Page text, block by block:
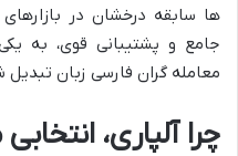
ها سابقه درخشان در
جامع و پشتیبانی قوی، به
معامله گران فارسی زبان
چرا آلپاری،